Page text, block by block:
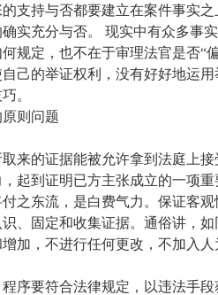
支持与否都要建立在案件事实
实充分与否。 现实中有众多事
规定，也不在于审理法官是否“
己的举证权利，没有好好地运
。
则问题
来的证据能被允许拿到法庭上
起到证明已方主张成立的一项
之东流，是白费气力。保证客
、固定和收集证据。通俗讲，
加，不进行任何更改，不加入人
序要符合法律规定，以违法手